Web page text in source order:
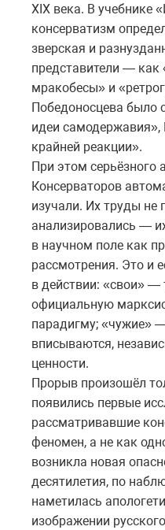
XIX века. В учебнике
консерватизм
зверская и
представители —
мракобесы» и
Победоносцева было
идеи
крайней реакции».
При этом серьёзного
Консерваторов
изучали. Их труды не
анализировались —
в научном поле как
рассмотрения. Это и
в действии: «свои» —
официальную
парадигму; «чужие»
вписываются,
ценности.
Прорыв произошёл
появились первые
рассматривавшие
феномен, а не как
возникла новая
десятилетия, по
наметилась
изображении